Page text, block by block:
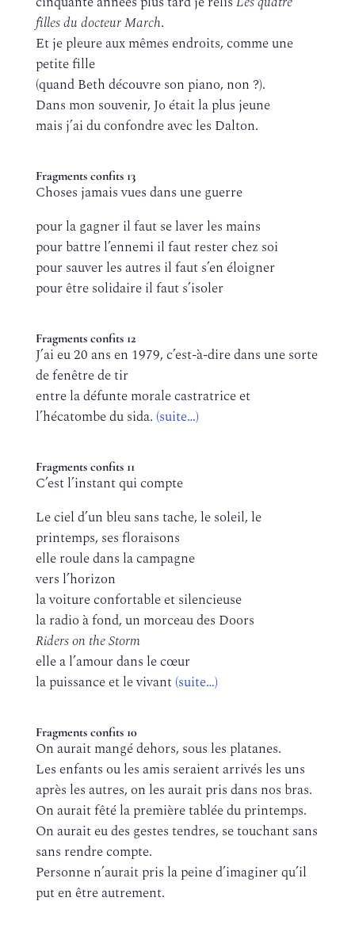
filles du docteur March.
Et je pleure aux mêmes endroits, comme une
petite fille
(quand Beth découvre son piano, non ?).
Dans mon souvenir, Jo était la plus jeune
mais j’ai du confondre avec les Dalton.
Fragments confits 13
Choses jamais vues dans une guerre
pour la gagner il faut se laver les mains
pour battre l’ennemi il faut rester chez soi
pour sauver les autres il faut s’en éloigner
pour être solidaire il faut s’isoler
Fragments confits 12
J’ai eu 20 ans en 1979, c’est-à-dire dans une sorte
de fenêtre de tir
entre la défunte morale castratrice et
l’hécatombe du sida. (suite…)
Fragments confits 11
C’est l’instant qui compte
Le ciel d’un bleu sans tache, le soleil, le
printemps, ses floraisons
elle roule dans la campagne
vers l’horizon
la voiture confortable et silencieuse
la radio à fond, un morceau des Doors
Riders on the Storm
elle a l’amour dans le cœur
la puissance et le vivant(suite…)
Fragments confits 10
On aurait mangé dehors, sous les platanes.
Les enfants ou les amis seraient arrivés les uns
après les autres, on les aurait pris dans nos bras.
On aurait fêté la première tablée du printemps.
On aurait eu des gestes tendres, se touchant sans
sans rendre compte.
Personne n’aurait pris la peine d’imaginer qu’il
put en être autrement.